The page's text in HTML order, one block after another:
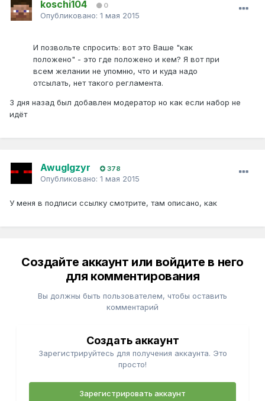
koschi104 0
Опубликовано: 1 мая 2015
И позвольте спросить: вот это Ваше "как
положено" - это где положено и кем? Я вот при
всем желании не упомню, что и куда надо
отсылать, нет такого регламента.
3 дня назад был добавлен модератор но как если набор не
идёт
Awuglgzyr 378
Опубликовано: 1 мая 2015
У меня в подписи ссылку смотрите, там описано, как
Создайте аккаунт или войдите в него
для комментирования
Вы должны быть пользователем, чтобы оставить
комментарий
Создать аккаунт
Зарегистрируйтесь для получения аккаунта. Это
просто!
Зарегистрировать аккаунт